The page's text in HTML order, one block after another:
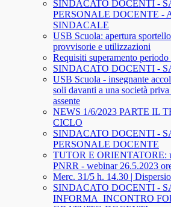
SINDACATO DOCENTI -
PERSONALE DOCENTE -
SINDACALE
USB Scuola: apertura
provvisorie e utilizzazioni
Requisiti superamento
SINDACATO DOCENTI -
USB Scuola - insegnante
soli davanti a una società
assente
NEWS 1/6/2023 PARTE IL
CICLO
SINDACATO DOCENTI -
PERSONALE DOCENTE
TUTOR E ORIENTATORE:
PNRR - webinar 26.5.2023
Merc. 31/5 h. 14.30 |
SINDACATO DOCENTI -
INFORMA_INCONTRO